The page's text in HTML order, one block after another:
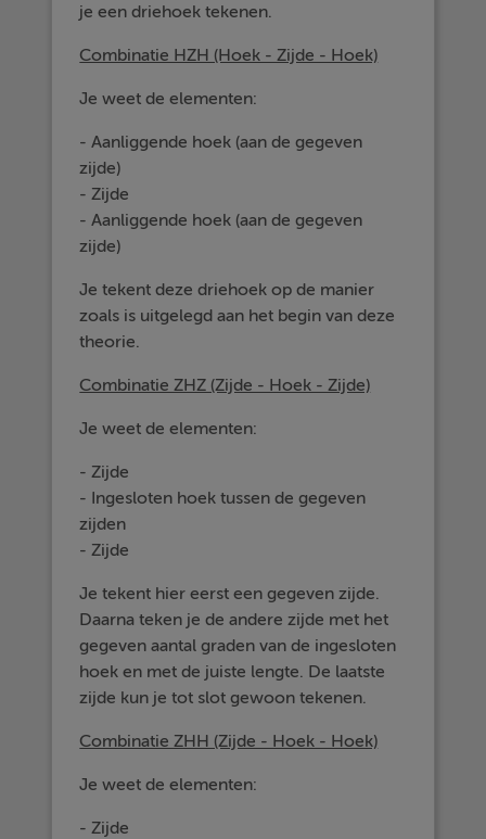
je een driehoek tekenen.
Combinatie HZH (Hoek - Zijde - Hoek)
Je weet de elementen:
- Aanliggende hoek (aan de gegeven
zijde)
- Zijde
- Aanliggende hoek (aan de gegeven
zijde)
Je tekent deze driehoek op de manier
zoals is uitgelegd aan het begin van deze
theorie.
Combinatie ZHZ (Zijde - Hoek - Zijde)
Je weet de elementen:
- Zijde
- Ingesloten hoek tussen de gegeven
zijden
- Zijde
Je tekent hier eerst een gegeven zijde.
Daarna teken je de andere zijde met het
gegeven aantal graden van de ingesloten
hoek en met de juiste lengte. De laatste
zijde kun je tot slot gewoon tekenen.
Combinatie ZHH (Zijde - Hoek - Hoek)
Je weet de elementen:
- Zijde